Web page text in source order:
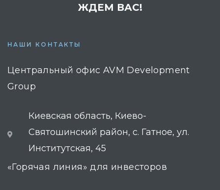
ЖДЕМ ВАС!
НАШИ КОНТАКТЫ
Центральный офис AVM Development
Group
Киевская область, Киево-
Святошинский район, с. Гатное, ул.
Институтская, 45
«Горячая линия» для инвесторов